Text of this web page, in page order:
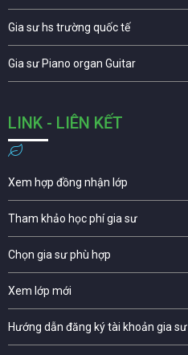
Gia sư hs trường quốc tế
Gia sư Piano organ Guitar
LINK - LIÊN KẾT
Xem hợp đồng nhận lớp
Tham khảo học phí gia sư
Chọn gia sư phù hợp
Xem lớp mới
Hướng dẫn đăng ký tài khoản gia sư